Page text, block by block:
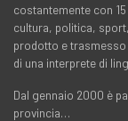
costantemente con
cultura, politica,
prodotto e trasmesso
di una interprete di
Dal gennaio 2000 è
provincia…